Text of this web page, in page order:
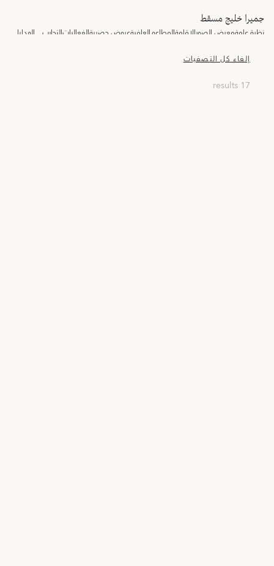
جميرا خليج مسقط
نظرة عامةمعرض الصورالإقامةالمطاعمالعافيةعروض حصريةالفعالياتالتجارب الهدايا
إلغاء كل التصفيات
17 results